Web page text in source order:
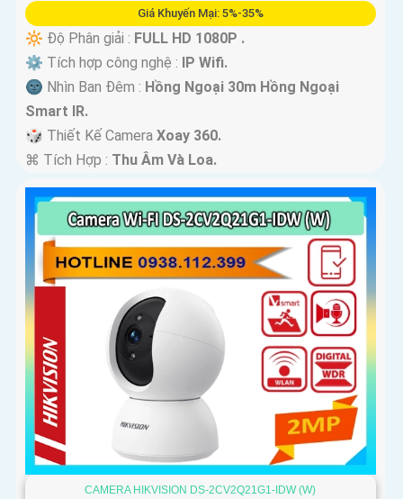
Giá Khuyến Mại: 5%-35%
🔆 Độ Phân giải : FULL HD 1080P .
⚙ Tích hợp công nghệ : IP Wifi.
🌚 Nhìn Ban Đêm : Hồng Ngoại 30m Hồng Ngoại
Smart IR.
🎲 Thiết Kế Camera Xoay 360.
️⌘ Tích Hợp : Thu Âm Và Loa.
CAMERA HIKVISION DS-2CV2Q21G1-IDW (W)